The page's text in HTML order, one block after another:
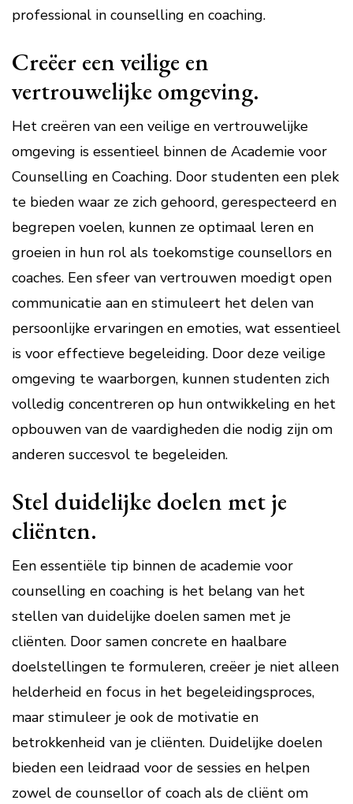
professional in counselling en coaching.
Creëer een veilige en
vertrouwelijke omgeving.
Het creëren van een veilige en vertrouwelijke
omgeving is essentieel binnen de Academie voor
Counselling en Coaching. Door studenten een plek
te bieden waar ze zich gehoord, gerespecteerd en
begrepen voelen, kunnen ze optimaal leren en
groeien in hun rol als toekomstige counsellors en
coaches. Een sfeer van vertrouwen moedigt open
communicatie aan en stimuleert het delen van
persoonlijke ervaringen en emoties, wat essentieel
is voor effectieve begeleiding. Door deze veilige
omgeving te waarborgen, kunnen studenten zich
volledig concentreren op hun ontwikkeling en het
opbouwen van de vaardigheden die nodig zijn om
anderen succesvol te begeleiden.
Stel duidelijke doelen met je
cliënten.
Een essentiële tip binnen de academie voor
counselling en coaching is het belang van het
stellen van duidelijke doelen samen met je
cliënten. Door samen concrete en haalbare
doelstellingen te formuleren, creëer je niet alleen
helderheid en focus in het begeleidingsproces,
maar stimuleer je ook de motivatie en
betrokkenheid van je cliënten. Duidelijke doelen
bieden een leidraad voor de sessies en helpen
zowel de counsellor of coach als de cliënt om